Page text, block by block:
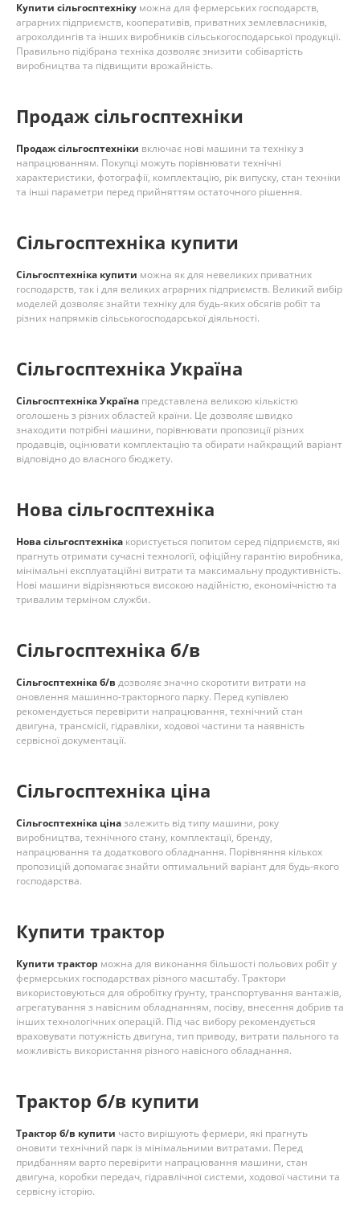
Купити сільгосптехніку можна для фермерських господарств,
аграрних підприємств, кооперативів, приватних землевласників,
агрохолдингів та інших виробників сільськогосподарської продукції.
Правильно підібрана техніка дозволяє знизити собівартість
виробництва та підвищити врожайність.
Продаж сільгосптехніки
Продаж сільгосптехніки включає нові машини та техніку з
напрацюванням. Покупці можуть порівнювати технічні
характеристики, фотографії, комплектацію, рік випуску, стан техніки
та інші параметри перед прийняттям остаточного рішення.
Сільгосптехніка купити
Сільгосптехніка купити можна як для невеликих приватних
господарств, так і для великих аграрних підприємств. Великий вибір
моделей дозволяє знайти техніку для будь-яких обсягів робіт та
різних напрямків сільськогосподарської діяльності.
Сільгосптехніка Україна
Сільгосптехніка Україна представлена великою кількістю
оголошень з різних областей країни. Це дозволяє швидко
знаходити потрібні машини, порівнювати пропозиції різних
продавців, оцінювати комплектацію та обирати найкращий варіант
відповідно до власного бюджету.
Нова сільгосптехніка
Нова сільгосптехніка користується попитом серед підприємств, які
прагнуть отримати сучасні технології, офіційну гарантію виробника,
мінімальні експлуатаційні витрати та максимальну продуктивність.
Нові машини відрізняються високою надійністю, економічністю та
тривалим терміном служби.
Сільгосптехніка б/в
Сільгосптехніка б/в дозволяє значно скоротити витрати на
оновлення машинно-тракторного парку. Перед купівлею
рекомендується перевірити напрацювання, технічний стан
двигуна, трансмісії, гідравліки, ходової частини та наявність
сервісної документації.
Сільгосптехніка ціна
Сільгосптехніка ціназалежить від типу машини, року
виробництва, технічного стану, комплектації, бренду,
напрацювання та додаткового обладнання. Порівняння кількох
пропозицій допомагає знайти оптимальний варіант для будь-якого
господарства.
Купити трактор
Купити трактор можна для виконання більшості польових робіт у
фермерських господарствах різного масштабу. Трактори
використовуються для обробітку ґрунту, транспортування вантажів,
агрегатування з навісним обладнанням, посіву, внесення добрив та
інших технологічних операцій. Під час вибору рекомендується
враховувати потужність двигуна, тип приводу, витрати пального та
можливість використання різного навісного обладнання.
Трактор б/в купити
Трактор б/в купити часто вирішують фермери, які прагнуть
оновити технічний парк із мінімальними витратами. Перед
придбанням варто перевірити напрацювання машини, стан
двигуна, коробки передач, гідравлічної системи, ходової частини та
сервісну історію.